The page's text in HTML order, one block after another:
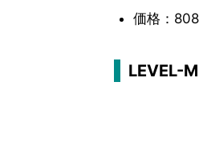
価格：
LEVEL-